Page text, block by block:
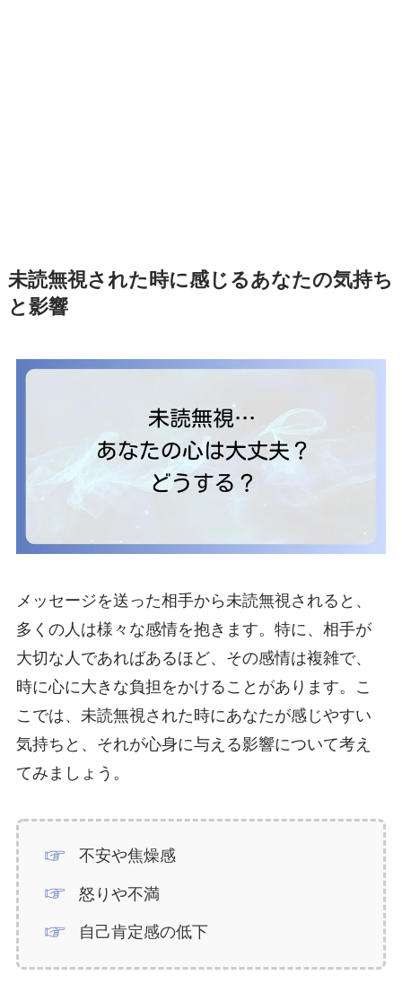
未読無視された時に感じるあなたの気持ち
と影響
メッセージを送った相手から未読無視されると、
多くの人は様々な感情を抱きます。特に、相手が
大切な人であればあるほど、その感情は複雑で、
時に心に大きな負担をかけることがあります。こ
こでは、未読無視された時にあなたが感じやすい
気持ちと、それが心身に与える影響について考え
てみましょう。
不安や焦燥感
怒りや不満
自己肯定感の低下